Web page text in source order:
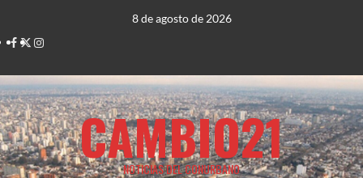
contenido
8 de agosto de 2026
Facebook
TwitterInstagram
CAMBIO21
NOTICIAS DEL CONURBANO